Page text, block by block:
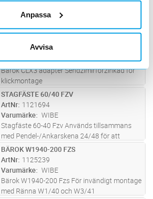
Anpassa
Avvisa
Bygger ca 4 mm under rännan.
Lägg i kundvagn
1120340
Varumärke WIBE
Bärok CLX3 adapter Sendzimirförzinkad för
klickmontage
ST Lägg i kundvagn
STAGFÄSTE 60/40 FZV
ArtNr 1121694
Varumärke
WIBE
Stagfäste 60-40 Fzv Används tillsammans
med Pendel-/Ankarskena 24/48 för att
reducera utböjning av långa pendlar
ST Lägg i kundvagn
BÄROK W1940-200 FZS
ArtNr 1125239
Varumärke
WIBE
Bärok W1940-200 Fzs För invändigt montage
med Ränna W1/40 och W3/41